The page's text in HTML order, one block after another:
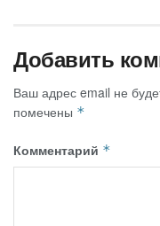
Добавить
Ваш адрес email не
помечены *
Комментарий *